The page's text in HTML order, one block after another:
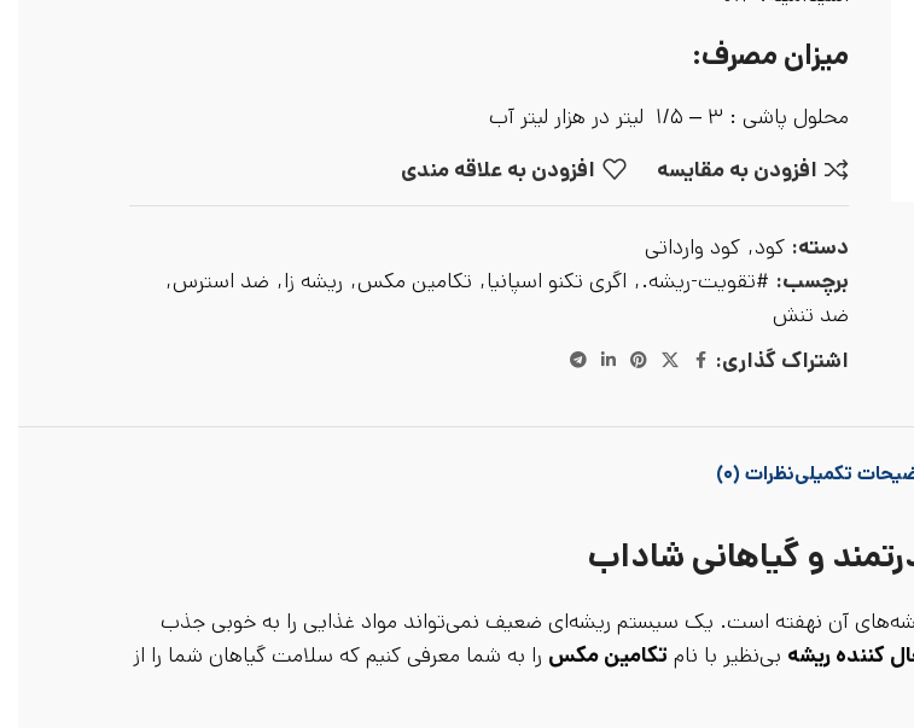
میزان مصرف:
محلول پاشی : ۳ – ۱/۵ لیتر در هزار لیتر آب
افزودن به مقایسه
افزودن به علاقه مندی
دسته: کود, کود وارداتی
برچسب: #تقویت-ریشه., اگری تکنو اسپانیا, تکامین مکس, ریشه زا, ضد استرس,
ضد تنش
اشتراک گذاری:
تکمیلینظرات (۰)
و گیاهانی شاداب
ریشه‌های آن نهفته است. یک سیستم ریشه‌ای ضعیف نمی‌تواند مواد غذایی را به خوبی جذب
کننده ریشه بی‌نظیر با نام تکامین مکس را به شما معرفی کنیم که سلامت گیاهان شما را از